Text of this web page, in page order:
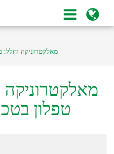
מאלקטרוניקה וחלל:
טפלון